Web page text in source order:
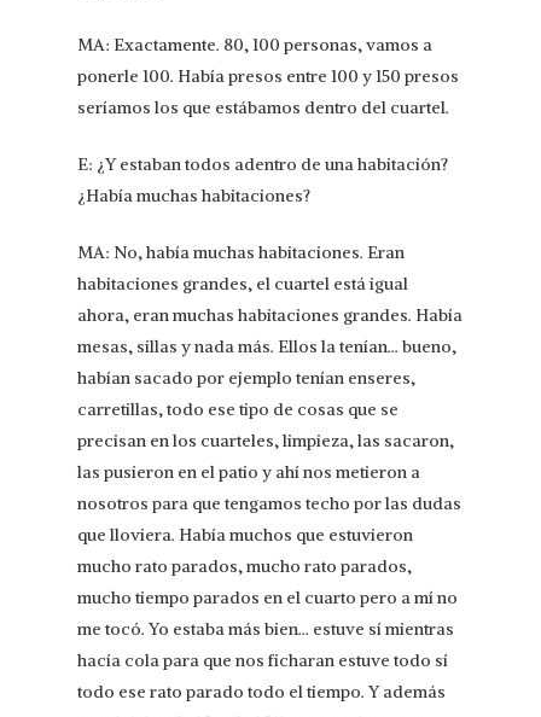
MA: Exactamente. 80, 100 personas, vamos a
ponerle 100. Había presos entre 100 y 150 presos
seríamos los que estábamos dentro del cuartel.
E: ¿Y estaban todos adentro de una habitación?
¿Había muchas habitaciones?
MA: No, había muchas habitaciones. Eran
habitaciones grandes, el cuartel está igual
ahora, eran muchas habitaciones grandes. Había
mesas, sillas y nada más. Ellos la tenían… bueno,
habían sacado por ejemplo tenían enseres,
carretillas, todo ese tipo de cosas que se
precisan en los cuarteles, limpieza, las sacaron,
las pusieron en el patio y ahí nos metieron a
nosotros para que tengamos techo por las dudas
que lloviera. Había muchos que estuvieron
mucho rato parados, mucho rato parados,
mucho tiempo parados en el cuarto pero a mí no
me tocó. Yo estaba más bien… estuve sí mientras
hacía cola para que nos ficharan estuve todo sí
todo ese rato parado todo el tiempo. Y además